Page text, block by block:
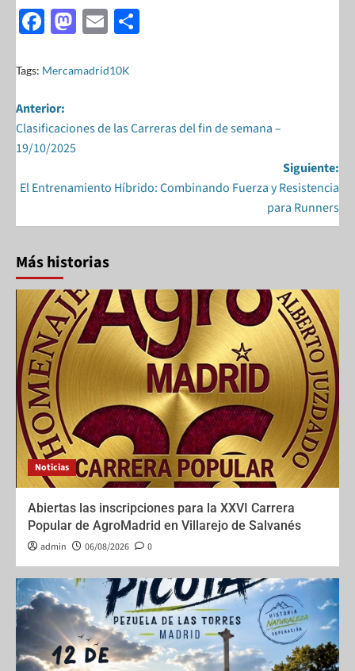
F
e
b
o
o
M
to
o
E
ail
Tags: Mercamadrid10K
Anterior:
Clasificaciones de las Carreras del fin de semana –
19/10/2025
Siguiente:
El Entrenamiento Híbrido: Combinando Fuerza y Resistencia
para Runners
Más historias
Noticias
Abiertas las inscripciones para la XXVI Carrera
Popular de AgroMadrid en Villarejo de Salvanés
admin 06/08/2026 0